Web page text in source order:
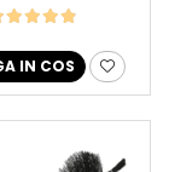
IN COS